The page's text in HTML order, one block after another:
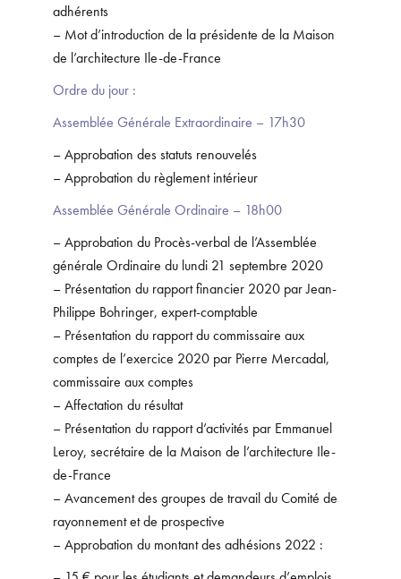
adhérents
– Mot d’introduction de la présidente de la Maison
de l’architecture Ile-de-France
Ordre du jour :
Assemblée Générale Extraordinaire – 17h30
– Approbation des statuts renouvelés
– Approbation du règlement intérieur
Assemblée Générale Ordinaire – 18h00
– Approbation du Procès-verbal de l’Assemblée
générale Ordinaire du lundi 21 septembre 2020
– Présentation du rapport financier 2020 par Jean-
Philippe Bohringer, expert-comptable
– Présentation du rapport du commissaire aux
comptes de l’exercice 2020 par Pierre Mercadal,
commissaire aux comptes
– Affectation du résultat
– Présentation du rapport d’activités par Emmanuel
Leroy, secrétaire de la Maison de l’architecture Ile-
de-France
– Avancement des groupes de travail du Comité de
rayonnement et de prospective
– Approbation du montant des adhésions 2022 :